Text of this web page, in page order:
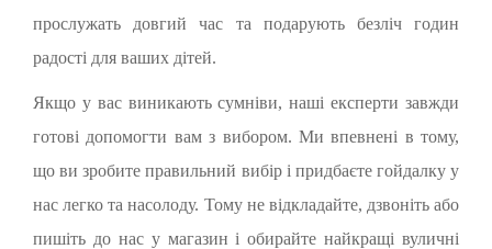
прослужать довгий час та подарують безліч годин
радості для ваших дітей.
Якщо у вас виникають сумніви, наші експерти завжди
готові допомогти вам з вибором. Ми впевнені в тому,
що ви зробите правильний вибір і придбаєте гойдалку у
нас легко та насолоду. Тому не відкладайте, дзвоніть або
пишіть до нас у магазин і обирайте найкращі вуличні